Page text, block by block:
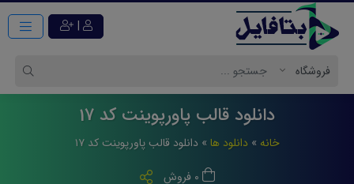
|
دانلود قالب پاورپوینت کد 17
خانه »دانلود ها »دانلود قالب پاورپوینت کد ۱۷